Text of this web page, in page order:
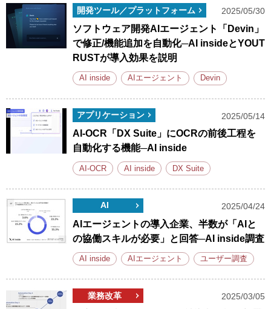
開発ツール／プラットフォーム 2025/05/30
ソフトウェア開発AIエージェント「Devin」
で修正/機能追加を自動化─AI insideとYOUT
RUSTが導入効果を説明
AI inside AIエージェント Devin
アプリケーション 2025/05/14
AI-OCR「DX Suite」にOCRの前後工程を
自動化する機能─AI inside
AI-OCR AI inside DX Suite
AI 2025/04/24
AIエージェントの導入企業、半数が「AIと
の協働スキルが必要」と回答─AI inside調査
AI inside AIエージェント ユーザー調査
業務改革 2025/03/05